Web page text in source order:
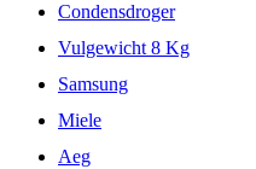
Condensdroger
Vulgewicht 8 Kg
Samsung
Miele
Aeg